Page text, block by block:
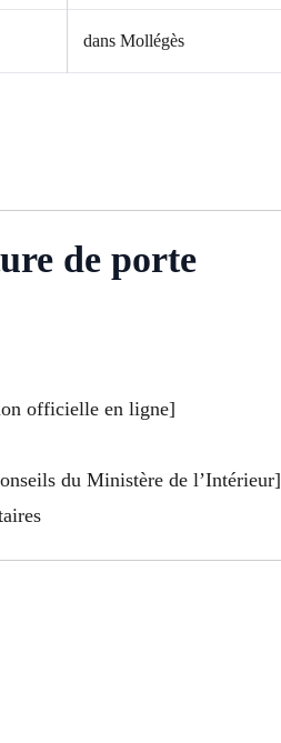
dans Mollégès
de porte
officielle en ligne]
du Ministère de l’Intérieur]